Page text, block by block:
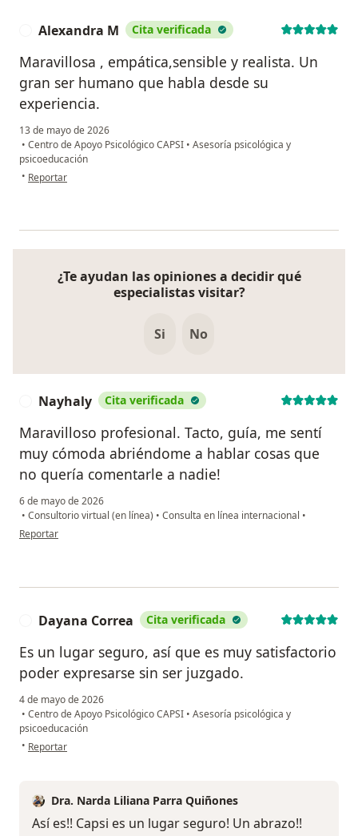
Alexandra M Cita verificada
Maravillosa , empática,sensible y realista. Un
gran ser humano que habla desde su
experiencia.
13 de mayo de 2026
• Centro de Apoyo Psicológico CAPSI • Asesoría psicológica y
psicoeducación
• en opinión del usuario Alexandra M
Reportar
¿Te ayudan las opiniones a decidir qué
especialistas visitar?
Si No
Nayhaly Cita verificada
Maravilloso profesional. Tacto, guía, me sentí
muy cómoda abriéndome a hablar cosas que
no quería comentarle a nadie!
6 de mayo de 2026
• Consultorio virtual (en línea) • Consulta en línea internacional •
en opinión del usuario Nayhaly
Reportar
Dayana Correa Cita verificada
Es un lugar seguro, así que es muy satisfactorio
poder expresarse sin ser juzgado.
4 de mayo de 2026
• Centro de Apoyo Psicológico CAPSI • Asesoría psicológica y
psicoeducación
• en opinión del usuario Dayana Correa
Reportar
Dra. Narda Liliana Parra Quiñones
Así es!! Capsi es un lugar seguro! Un abrazo!!